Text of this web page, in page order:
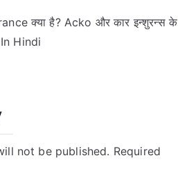
क्या है? Acko और कार इन्शुरन्स के
In Hindi
not be published. Required